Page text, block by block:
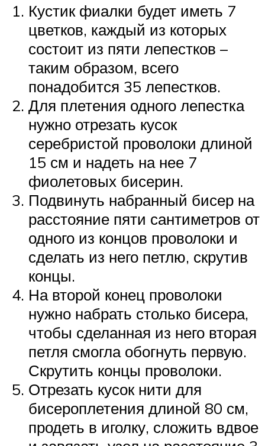
Кустик фиалки будет иметь 7
цветков, каждый из которых
состоит из пяти лепестков –
таким образом, всего
понадобится 35 лепестков.
Для плетения одного лепестка
нужно отрезать кусок
серебристой проволоки длиной
15 см и надеть на нее 7
фиолетовых бисерин.
Подвинуть набранный бисер на
расстояние пяти сантиметров от
одного из концов проволоки и
сделать из него петлю, скрутив
концы.
На второй конец проволоки
нужно набрать столько бисера,
чтобы сделанная из него вторая
петля смогла обогнуть первую.
Скрутить концы проволоки.
Отрезать кусок нити для
бисероплетения длиной 80 см,
продеть в иголку, сложить вдвое